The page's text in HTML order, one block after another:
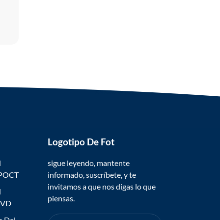
Logotipo De Fot
sigue leyendo, mantente
informado, suscríbete, y te
invitamos a que nos digas lo que
piensas.